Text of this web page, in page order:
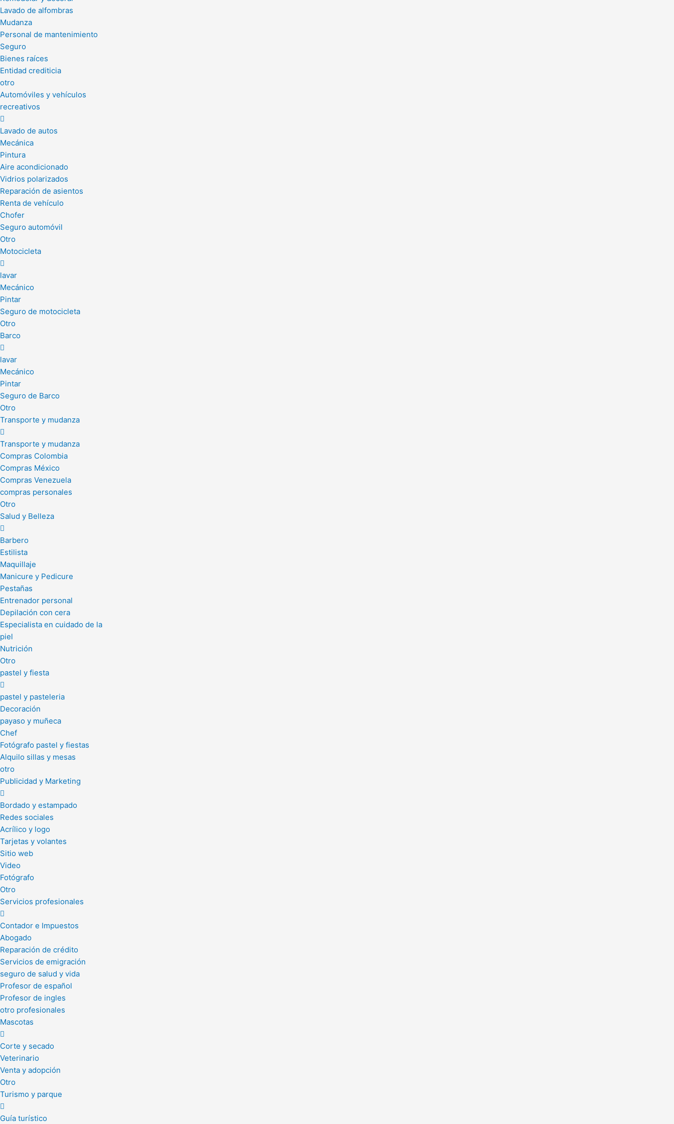
Lavado de alfombras
Mudanza
Personal de mantenimiento
Seguro
Bienes raíces
Entidad crediticia
otro
Automóviles y vehículos
recreativos
Lavado de autos
Mecánica
Pintura
Aire acondicionado
Vidrios polarizados
Reparación de asientos
Renta de vehículo
Chofer
Seguro automóvil
Otro
Motocicleta
lavar
Mecánico
Pintar
Seguro de motocicleta
Otro
Barco
lavar
Mecánico
Pintar
Seguro de Barco
Otro
Transporte y mudanza
Transporte y mudanza
Compras Colombia
Compras México
Compras Venezuela
compras personales
Otro
Salud y Belleza
Barbero
Estilista
Maquillaje
Manicure y Pedicure
Pestañas
Entrenador personal
Depilación con cera
Especialista en cuidado de la
piel
Nutrición
Otro
pastel y fiesta
pastel y pasteleria
Decoración
payaso y muñeca
Chef
Fotógrafo pastel y fiestas
Alquilo sillas y mesas
otro
Publicidad y Marketing
Bordado y estampado
Redes sociales
Acrílico y logo
Tarjetas y volantes
Sitio web
Video
Fotógrafo
Otro
Servicios profesionales
Contador e Impuestos
Abogado
Reparación de crédito
Servicios de emigración
seguro de salud y vida
Profesor de español
Profesor de ingles
otro profesionales
Mascotas
Corte y secado
Veterinario
Venta y adopción
Otro
Turismo y parque
Guía turístico